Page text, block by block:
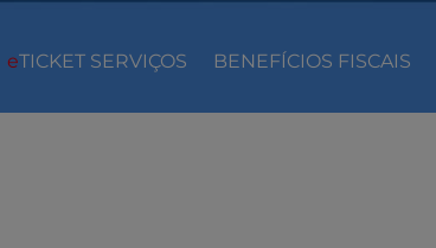
eTICKET SERVIÇOS BENEFÍCIOS FISCAIS